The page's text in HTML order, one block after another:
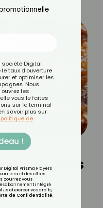
de pêches
société Digital
taux d'ouverture
et optimiser les
Nous
les
vous le faites
sur le terminal
savoir plus sur
politique de
!
Digital Prisma Players
des offres
pourrez vous
intégré
et exercer vos droits,
de Confidentialité.